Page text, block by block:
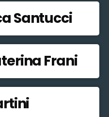
Santucci
Frani